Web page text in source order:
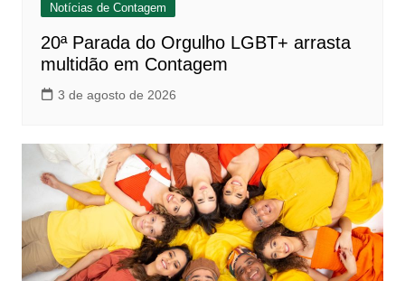
Notícias de Contagem
20ª Parada do Orgulho LGBT+ arrasta
multidão em Contagem
3 de agosto de 2026